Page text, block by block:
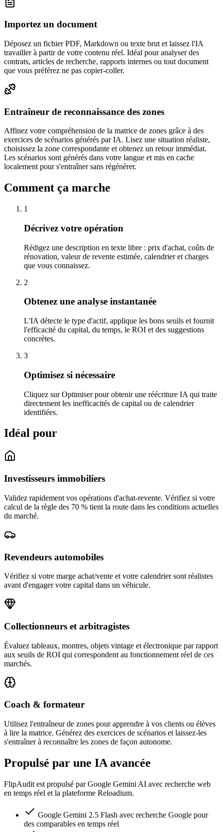
Importez un document
Déposez un fichier PDF, Markdown ou texte brut et laissez l'IA
travailler à partir de votre contenu réel. Idéal pour analyser des
contrats, articles de recherche, rapports internes ou tout document
que vous préférez ne pas copier-coller.
Entraîneur de reconnaissance des zones
Affinez votre compréhension de la matrice de zones grâce à des
exercices de scénarios générés par IA. Lisez une situation réaliste,
choisissez la zone correspondante et obtenez un retour immédiat.
Les scénarios sont générés dans votre langue et mis en cache
localement pour s'entraîner sans régénérer.
Comment ça marche
1
Décrivez votre opération
Rédigez une description en texte libre : prix d'achat, coûts de
rénovation, valeur de revente estimée, calendrier et charges
que vous connaissez.
2
Obtenez une analyse instantanée
L'IA détecte le type d'actif, applique les bons seuils et fournit
l'efficacité du capital, du temps, le ROI et des suggestions
concrètes.
3
Optimisez si nécessaire
Cliquez sur Optimiser pour obtenir une réécriture IA qui traite
directement les inefficacités de capital ou de calendrier
identifiées.
Idéal pour
Investisseurs immobiliers
Validez rapidement vos opérations d'achat-revente. Vérifiez si votre
calcul de la règle des 70 % tient la route dans les conditions actuelles
du marché.
Revendeurs automobiles
Vérifiez si votre marge achat/vente et votre calendrier sont réalistes
avant d'engager votre capital dans un véhicule.
Collectionneurs et arbitragistes
Évaluez tableaux, montres, objets vintage et électronique par rapport
aux seuils de ROI qui correspondent au fonctionnement réel de ces
marchés.
Coach & formateur
Utilisez l'entraîneur de zones pour apprendre à vos clients ou élèves
à lire la matrice. Générez des exercices de scénarios et laissez-les
s'entraîner à reconnaître les zones de façon autonome.
Propulsé par une IA avancée
FlipAudit est propulsé par Google Gemini AI avec recherche web
en temps réel et la plateforme Reloadium.
Google Gemini 2.5 Flash avec recherche Google pour
des comparables en temps réel